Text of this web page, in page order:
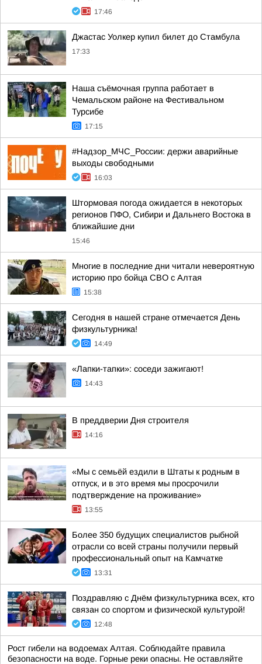
17:46
Джастас Уолкер купил билет до Стамбула
17:33
Наша съёмочная группа работает в
Чемальском районе на Фестивальном
Турсибе
17:15
#Надзор_МЧС_России: держи аварийные
выходы свободными
16:03
Штормовая погода ожидается в некоторых
регионов ПФО, Сибири и Дальнего Востока в
ближайшие дни
15:46
Многие в последние дни читали невероятную
историю про бойца СВО с Алтая
15:38
Сегодня в нашей стране отмечается День
физкультурника!
14:49
«Лапки-тапки»: соседи зажигают!
14:43
В преддверии Дня строителя
14:16
«Мы с семьёй ездили в Штаты к родным в
отпуск, и в это время мы просрочили
подтверждение на проживание»
13:55
Более 350 будущих специалистов рыбной
отрасли со всей страны получили первый
профессиональный опыт на Камчатке
13:31
Поздравляю с Днём физкультурника всех, кто
связан со спортом и физической культурой!
12:48
Рост гибели на водоемах Алтая. Соблюдайте правила
безопасности на воде. Горные реки опасны. Не оставляйте